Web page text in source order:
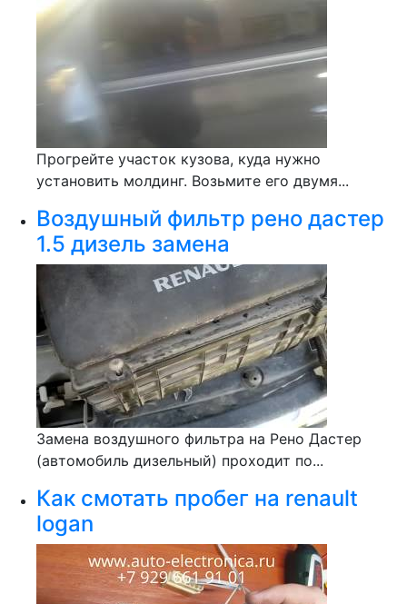
Прогрейте участок кузова, куда нужно
установить молдинг. Возьмите его двумя...
Воздушный фильтр рено дастер
1.5 дизель замена
Замена воздушного фильтра на Рено Дастер
(автомобиль дизельный) проходит по...
Как смотать пробег на renault
logan